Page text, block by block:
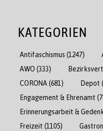
KATEGORIEN
Antifaschismus (1247)
AWO (333)
CORONA (681) Depot
Engagement & Ehrenamt
Erinnerungsarbeit &
Freizeit (1105)